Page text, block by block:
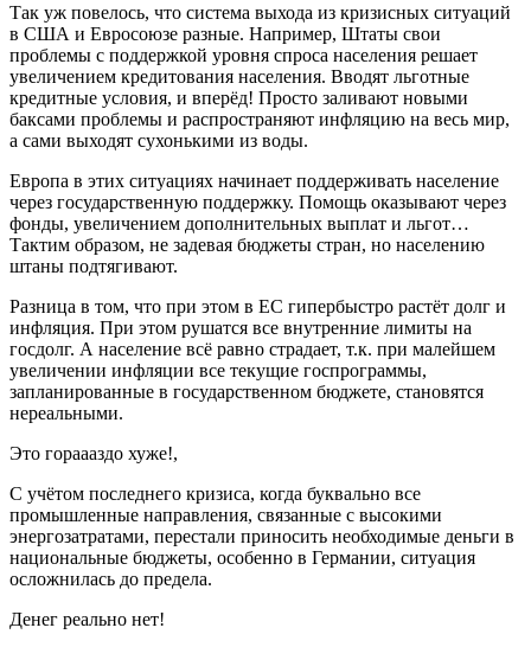
Так уж повелось, что система выхода из кризисных ситуаций
в США и Евросоюзе разные. Например, Штаты свои
проблемы с поддержкой уровня спроса населения решает
увеличением кредитования населения. Вводят льготные
кредитные условия, и вперёд! Просто заливают новыми
баксами проблемы и распространяют инфляцию на весь мир,
а сами выходят сухонькими из воды.
Европа в этих ситуациях начинает поддерживать население
через государственную поддержку. Помощь оказывают через
фонды, увеличением дополнительных выплат и льгот…
Тактим образом, не задевая бюджеты стран, но населению
штаны подтягивают.
Разница в том, что при этом в ЕС гипербыстро растёт долг и
инфляция. При этом рушатся все внутренние лимиты на
госдолг. А население всё равно страдает, т.к. при малейшем
увеличении инфляции все текущие госпрограммы,
запланированные в государственном бюджете, становятся
нереальными.
Это гораааздо хуже!,
С учётом последнего кризиса, когда буквально все
промышленные направления, связанные с высокими
энергозатратами, перестали приносить необходимые деньги в
национальные бюджеты, особенно в Германии, ситуация
осложнилась до предела.
Денег реально нет!